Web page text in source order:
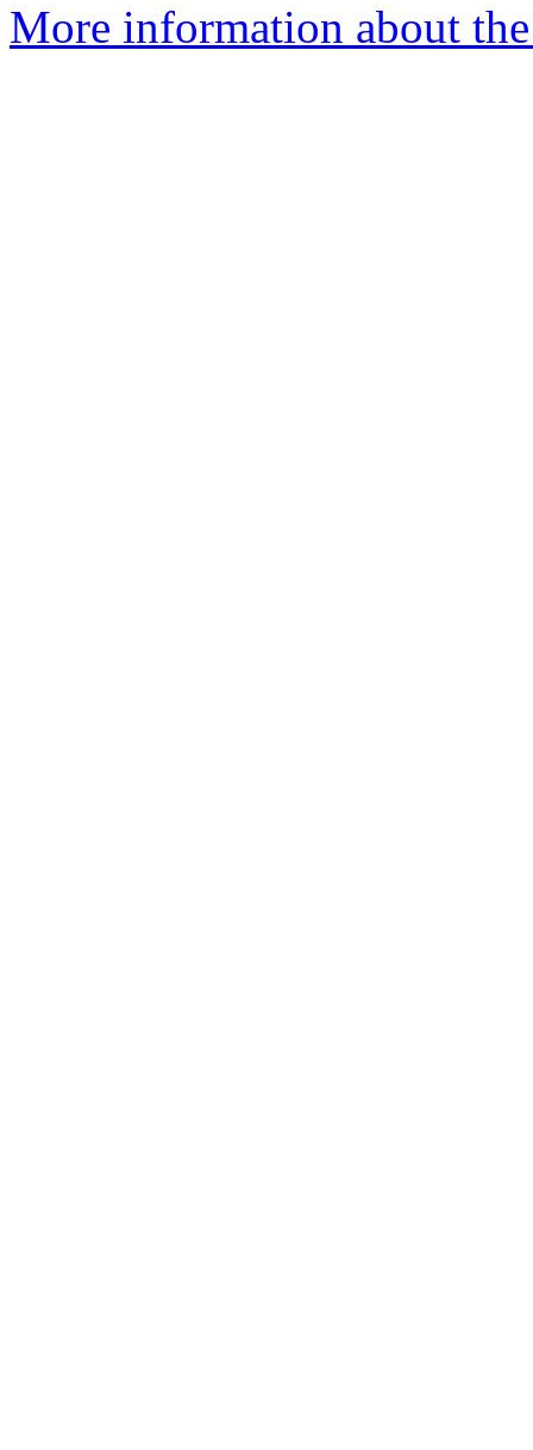
More information about